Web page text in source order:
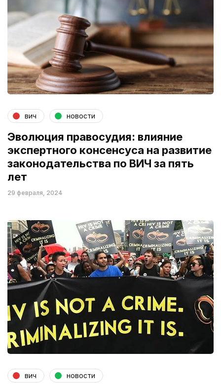
вич новости
Эволюция правосудия: влияние
экспертного консенсуса на развитие
законодательства по ВИЧ за пять
лет
29 февраля, 2024
вич новости